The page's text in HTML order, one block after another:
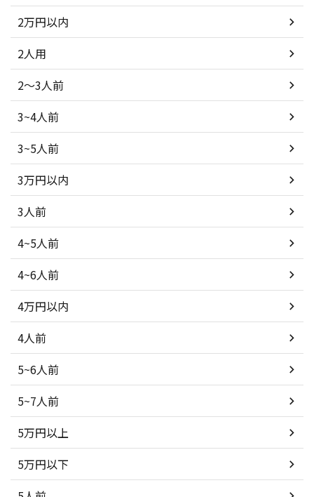
2万円以内
2人用
2～3人前
3~4人前
3~5人前
3万円以内
3人前
4~5人前
4~6人前
4万円以内
4人前
5~6人前
5~7人前
5万円以上
5万円以下